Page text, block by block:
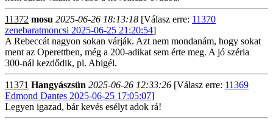
11372 mosu 2025-06-26 18:13:18 [Válasz erre: 11370
zenebaratmoncsi 2025-06-25 21:20:54]
A Rebeccát nagyon sokan várják. Azt nem mondanám, hogy sokat
ment az Operettben, még a 200-adikat sem érte meg. A jó széria
300-nál kezdődik, pl. Abigél.
11371 Hangyászsün 2025-06-26 12:33:26 [Válasz erre: 11369
Edmond Dantes 2025-06-25 17:05:07]
Legyen igazad, bár kevés esélyt adok rá!